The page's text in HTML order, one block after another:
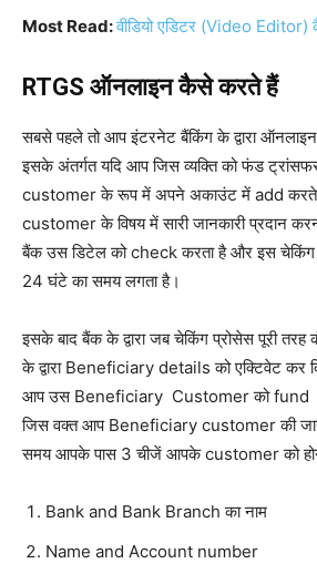
Most Read:वीडियो एडिटर (Video
RTGS ऑनलाइन कैसे करते हैं
सबसे पहले तो आप इंटरनेट बैंकिंग के द्वारा
इसके अंतर्गत यदि आप जिस व्यक्ति को फंड
customer के रूप में अपने अकाउंट में add
customer के विषय में सारी जानकारी प्रदान
बैंक उस डिटेल को check करता है और इस
24 घंटे का समय लगता है।
इसके बाद बैंक के द्वारा जब चेकिंग प्रोसेस पूरी तरह
के द्वारा Beneficiary details को एक्टिवेट कर
आप उस Beneficiary Customer को fund
जिस वक्त आप Beneficiary customer की
समय आपके पास 3 चीजें आपके customer को
Bank and Bank Branch का नाम
Name and Account number